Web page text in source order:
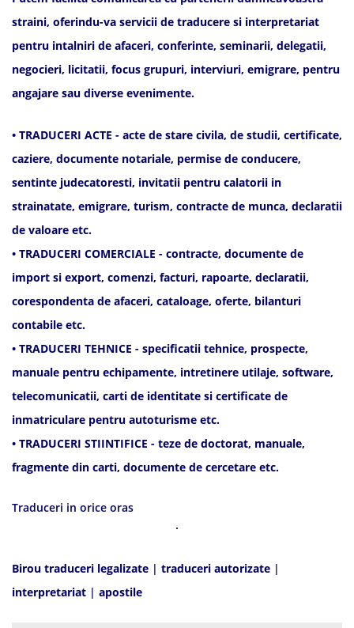
straini, oferindu-va servicii de traducere si interpretariat
pentru intalniri de afaceri, conferinte, seminarii, delegatii,
negocieri, licitatii, focus grupuri, interviuri, emigrare, pentru
angajare sau diverse evenimente.
• TRADUCERI ACTE - acte de stare civila, de studii, certificate,
caziere, documente notariale, permise de conducere,
sentinte judecatoresti, invitatii pentru calatorii in
strainatate, emigrare, turism, contracte de munca, declaratii
de valoare etc.
• TRADUCERI COMERCIALE - contracte, documente de
import si export, comenzi, facturi, rapoarte, declaratii,
corespondenta de afaceri, cataloage, oferte, bilanturi
contabile etc.
• TRADUCERI TEHNICE - specificatii tehnice, prospecte,
manuale pentru echipamente, intretinere utilaje, software,
telecomunicatii, carti de identitate si certificate de
inmatriculare pentru autoturisme etc.
• TRADUCERI STIINTIFICE - teze de doctorat, manuale,
fragmente din carti, documente de cercetare etc.
Traduceri in orice oras
Birou traduceri legalizate | traduceri autorizate |
interpretariat | apostile